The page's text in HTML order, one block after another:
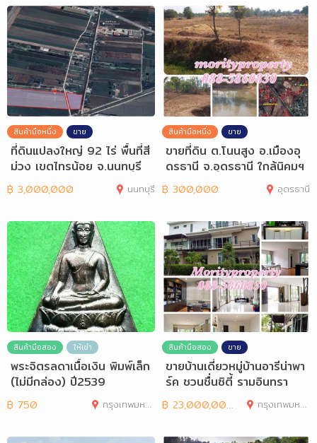
สินค้ามือหนึ่ง ขาย
ที่ดินแปลงใหญ่ 92 ไร่ พื้นที่สี
ม่วง เขตไทรน้อย จ.นนทบุรี
฿ 3,000,000 นนทบุรี
สินค้ามือหนึ่ง ขาย
ขายที่ดิน ต.โนนสูง อ.เมืองอุ
ดรธานี จ.อุดรธานี ใกล้นิคมฯ
฿ 300,000 อุดรธานี
สินค้ามือสอง ให้เช่า
พระจิตรลดาเนื้อเงิน พิมพ์เล็ก
(ไม่มีกล่อง) ปี2539
฿ 750 กรุงเทพมหานคร
สินค้ามือสอง ขาย
ขายบ้านเดี่ยวหมู่บ้านอารีน่าพา
ร์ค ชวนชื่นซิตี้ รามอินทรา
฿ 23,000,000 กรุงเทพมหานคร